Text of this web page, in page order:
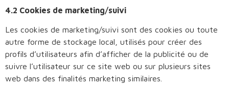
4.2 Cookies de marketing/suivi
Les cookies de marketing/suivi sont des cookies ou toute
autre forme de stockage local, utilisés pour créer des
profils d’utilisateurs afin d’afficher de la publicité ou de
suivre l’utilisateur sur ce site web ou sur plusieurs sites
web dans des finalités marketing similaires.